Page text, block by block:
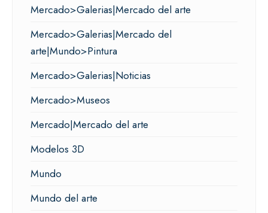
Mercado>Galerias|Mercado del arte
Mercado>Galerias|Mercado del
arte|Mundo>Pintura
Mercado>Galerias|Noticias
Mercado>Museos
Mercado|Mercado del arte
Modelos 3D
Mundo
Mundo del arte